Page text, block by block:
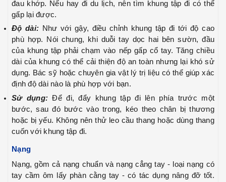
đau khớp. Nếu hay đi du lịch, nên tìm khung tập đi có thể
gấp lại được.
Độ dài: Như với gậy, điều chỉnh khung tập đi tới độ cao
phù hợp. Nói chung, khi duỗi tay dọc hai bên sườn, đầu
của khung tập phải chạm vào nếp gấp cổ tay. Tăng chiều
dài của khung có thể cải thiện độ an toàn nhưng lại khó sử
dụng. Bác sỹ hoặc chuyên gia vật lý trị liệu có thể giúp xác
định độ dài nào là phù hợp với bạn.
Sử dụng:Để đi, đẩy khung tập đi lên phía trước một
bước, sau đó bước vào trong, kéo theo chân bị thương
hoặc bị yếu. Không nên thử leo cầu thang hoặc dùng thang
cuốn với khung tập đi.
Nạng
Nạng, gồm cả nạng chuẩn và nạng cẳng tay - loại nạng có
tay cầm ôm lấy phàn cằng tay - có tác dụng nâng đỡ tốt.